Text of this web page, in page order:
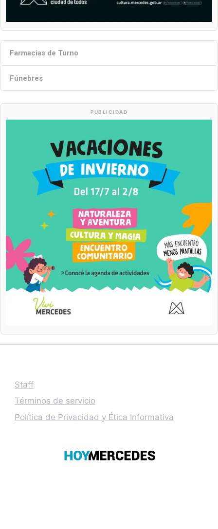
Farmacias de Turno
Fúnebres
PUBLICIDAD
Staff
Términos de servicio
Política de Privacidad y Ética Informativa